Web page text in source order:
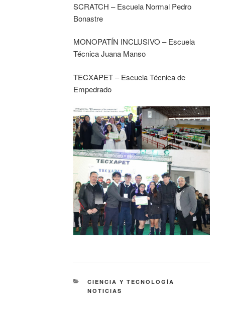
SCRATCH – Escuela Normal Pedro
Bonastre
MONOPATÍN INCLUSIVO – Escuela
Técnica Juana Manso
TECXAPET – Escuela Técnica de
Empedrado
CIENCIA Y TECNOLOGÍA
NOTICIAS